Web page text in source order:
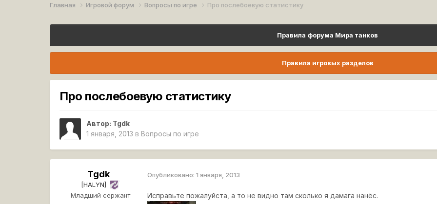
Главная Игровой форум Вопросы по игре Про послебоевую статистику
Правила форума Мира танков
Правила игровых разделов
Про послебоевую статистику
Автор: Tgdk
1 января, 2013 в Вопросы по игре
Tgdk
[HALYN]
Младший сержант
Опубликовано:1 января, 2013
Исправьте пожалуйста, а то не видно там сколько я дамага нанёс.